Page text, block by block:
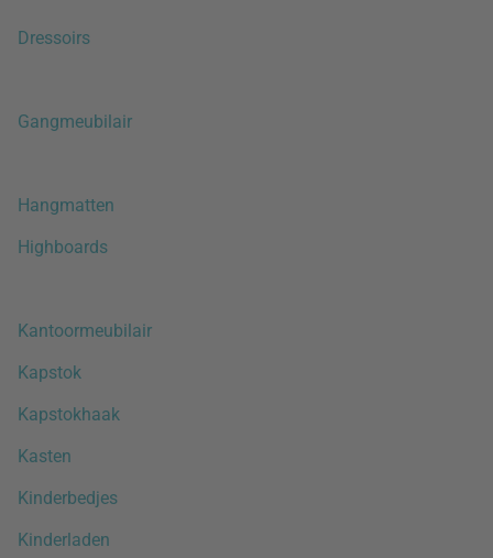
Dressoirs
Gangmeubilair
Hangmatten
Highboards
Kantoormeubilair
Kapstok
Kapstokhaak
Kasten
Kinderbedjes
Kinderladen